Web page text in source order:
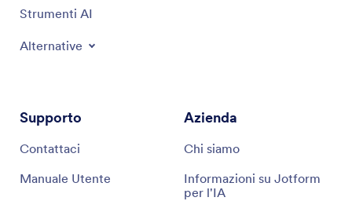
Strumenti AI
Alternative
Supporto
Contattaci
Manuale Utente
Azienda
Chi siamo
Informazioni su Jotform
per l'IA